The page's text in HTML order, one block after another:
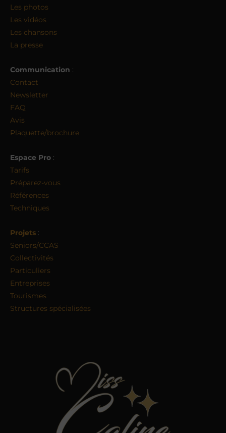
Les photos
Les vidéos
Les chansons
La presse
Communication :
Contact
Newsletter
FAQ
Avis
Plaquette/brochure
Espace Pro :
Tarifs
Préparez-vous
Références
Techniques
Projets :
Seniors/CCAS
Collectivités
Particuliers
Entreprises
Tourismes
Structures spécialisées